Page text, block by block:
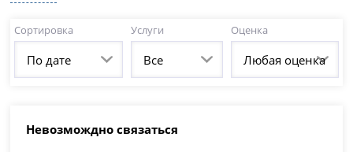
Сортировка
По дате
Услуги
Все
Оценка
Любая оценка
Невозмождно связаться